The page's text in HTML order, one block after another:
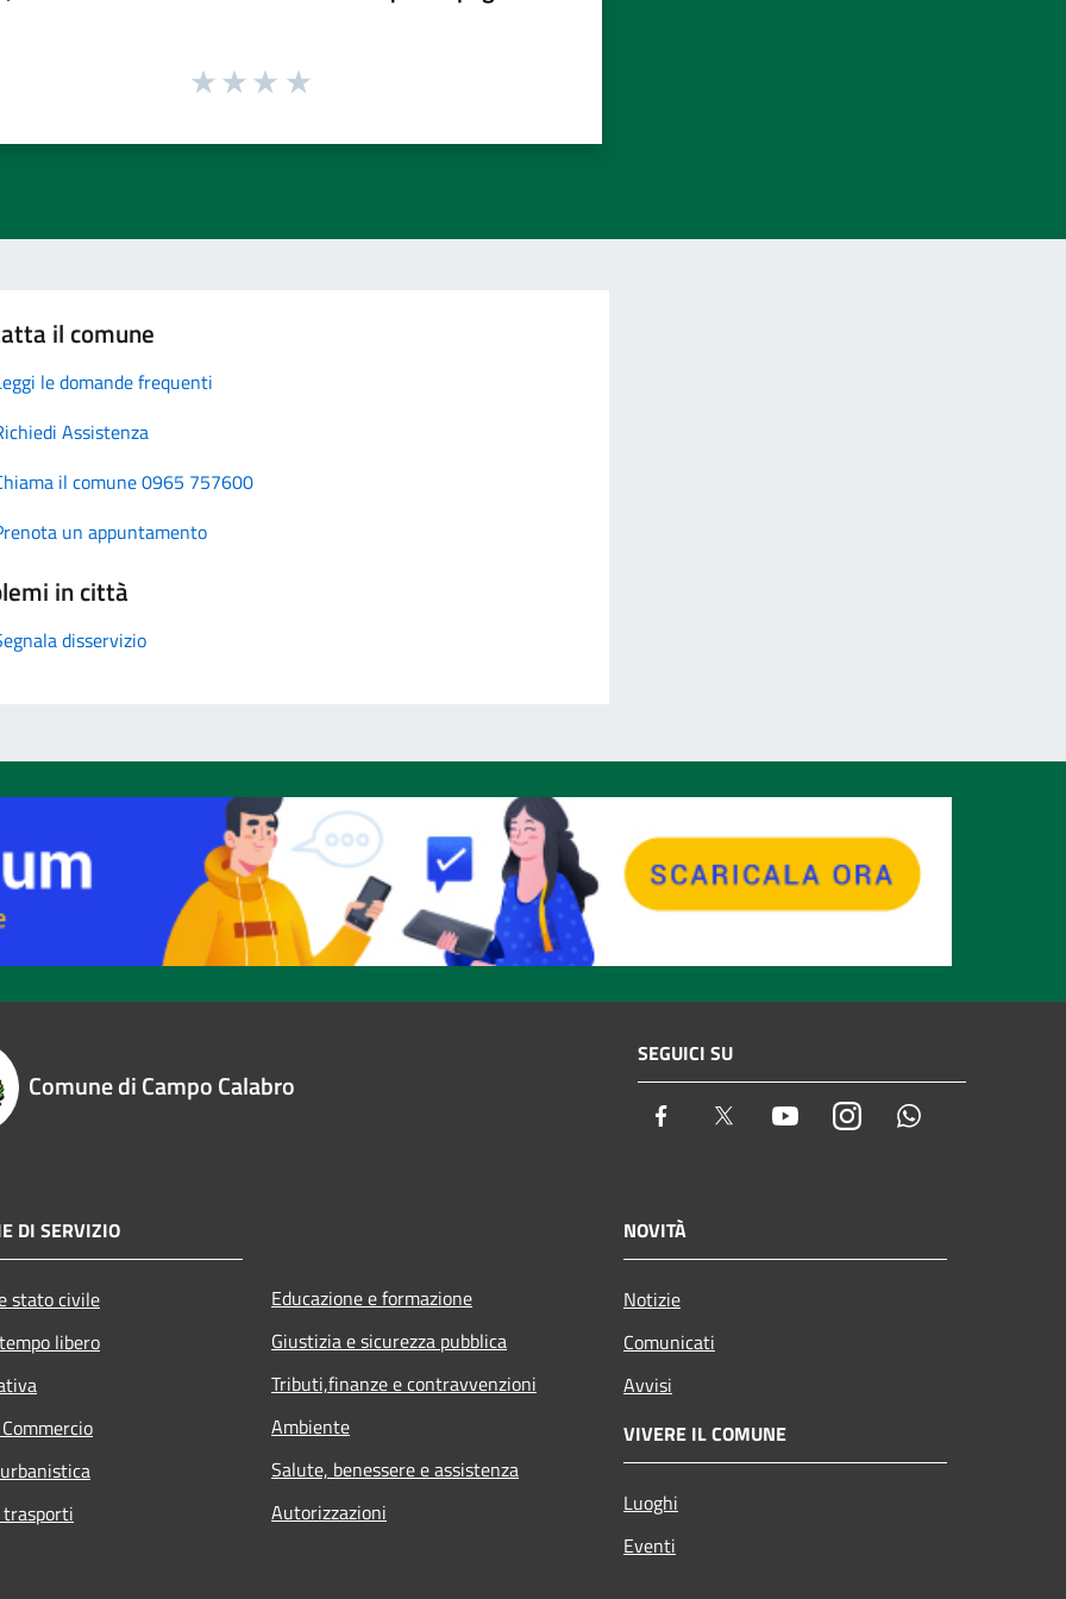
il comune
le domande frequenti
Assistenza
il comune 0965 757600
un appuntamento
in città
disservizio
Comune di Campo Calabro
SEGUICI SU
Facebook Twitter YoutubeInstagram
DI SERVIZIO
stato civile
libero
Educazione e formazione
Giustizia e sicurezza pubblica
Tributi,finanze e contravvenzioni
Ambiente
Salute, benessere e assistenza
Autorizzazioni
NOVITÀ
Notizie
Comunicati
Avvisi
VIVERE IL COMUNE
Luoghi
Eventi